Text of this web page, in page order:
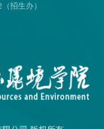
招生办）